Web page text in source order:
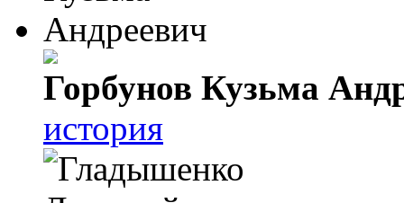
Горбунов Кузьма
история